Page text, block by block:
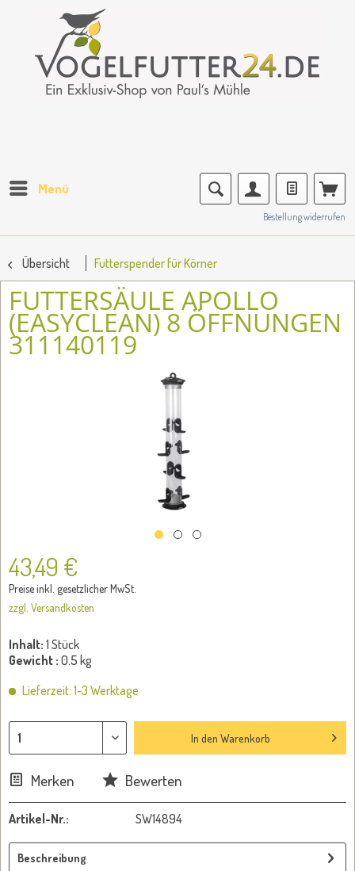
Menü
Bestellung widerrufen
Übersicht Futterspender für Körner
FUTTERSÄULE APOLLO
(EASYCLEAN) 8 ÖFFNUNGEN
311140119
43,49 €
Preise inkl. gesetzlicher MwSt.
zzgl. Versandkosten
Inhalt: 1 Stück
Gewicht : 0.5 kg
Lieferzeit: 1-3 Werktage
In den Warenkorb
Merken Bewerten
Artikel-Nr.: SW14894
Beschreibung